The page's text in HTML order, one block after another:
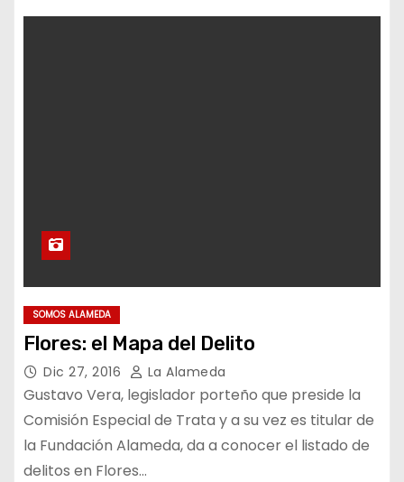
SOMOS ALAMEDA
Flores: el Mapa del Delito
Dic 27, 2016 La Alameda
Gustavo Vera, legislador porteño que preside la
Comisión Especial de Trata y a su vez es titular de
la Fundación Alameda, da a conocer el listado de
delitos en Flores…